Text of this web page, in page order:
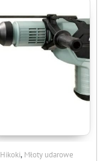
Hikoki, Młoty udarowe